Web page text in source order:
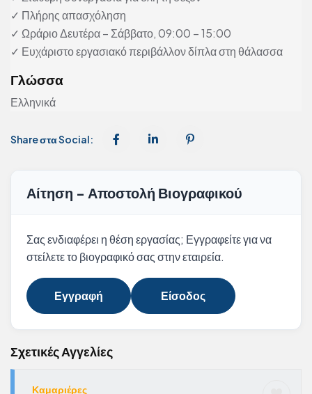
✓ Πλήρης απασχόληση
✓ Ωράριο Δευτέρα – Σάββατο, 09:00 – 15:00
✓ Ευχάριστο εργασιακό περιβάλλον δίπλα στη θάλασσα
Γλώσσα
Ελληνικά
Share στα Social:
Αίτηση - Αποστολή Βιογραφικού
Σας ενδιαφέρει η θέση εργασίας; Εγγραφείτε για να
στείλετε το βιογραφικό σας στην εταιρεία.
Εγγραφή Είσοδος
Σχετικές Αγγελίες
Καμαριέρες